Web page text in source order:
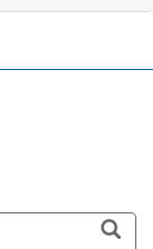
ціну